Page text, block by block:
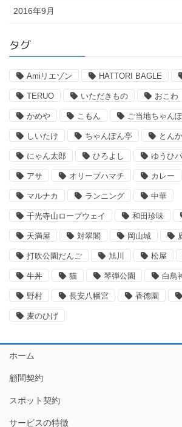
2016年9月
タグ
Amiリエゾン HATTORI BAGLE
TERUO いただきもの おこわ
かめや こもん ご当地ちゃん
しいたけ ちゃんぽん亭 とん
にゃん太郎 ひろよし ゆうひ
アサ オリーブハマチ カレー
マルナカ ランニング 中華
千光寺山ロープウェイ 和田珍味
天満屋 対翠閣 岡山城
打吹公園だんご 旭川 松屋
牛丼 猫 琴弾公園 白鳥
野村 長安八幡宮 香徳園
麦のひげ
ホーム
顧問契約
スポット契約
サービスの特徴